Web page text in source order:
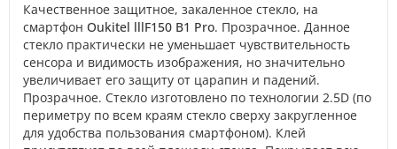
Качественное защитное, закаленное стекло, на
смартфон Oukitel lllF150 B1 Pro. Прозрачное. Данное
стекло практически не уменьшает чувствительность
сенсора и видимость изображения, но значительно
увеличивает его защиту от царапин и падений.
Прозрачное. Стекло изготовлено по технологии 2.5D (по
периметру по всем краям стекло сверху закругленное
для удобства пользования смартфоном). Клей